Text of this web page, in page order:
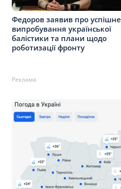
Федоров заявив про успішне
випробування української
балістики та плани щодо
роботизації фронту
Реклама